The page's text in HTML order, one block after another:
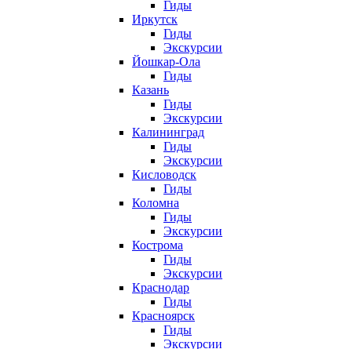
Гиды
Иркутск
Гиды
Экскурсии
Йошкар-Ола
Гиды
Казань
Гиды
Экскурсии
Калининград
Гиды
Экскурсии
Кисловодск
Гиды
Коломна
Гиды
Экскурсии
Кострома
Гиды
Экскурсии
Краснодар
Гиды
Красноярск
Гиды
Экскурсии